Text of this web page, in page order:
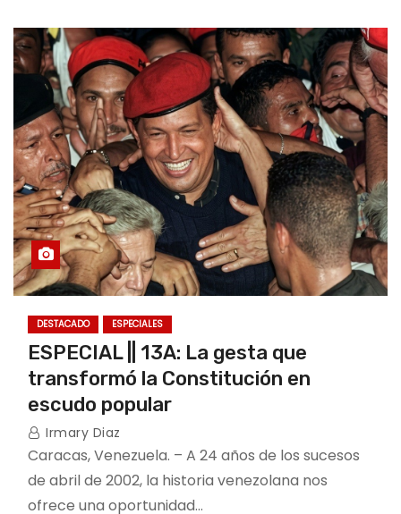
DESTACADO ESPECIALES
ESPECIAL || 13A: La gesta que
transformó la Constitución en
escudo popular
Irmary Diaz
Caracas, Venezuela. – A 24 años de los sucesos
de abril de 2002, la historia venezolana nos
ofrece una oportunidad…